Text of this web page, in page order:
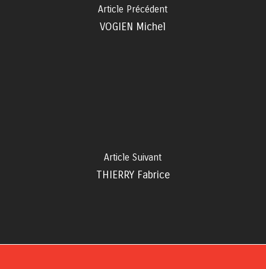
Article Précédent
VOGIEN Michel
Article Suivant
THIERRY Fabrice